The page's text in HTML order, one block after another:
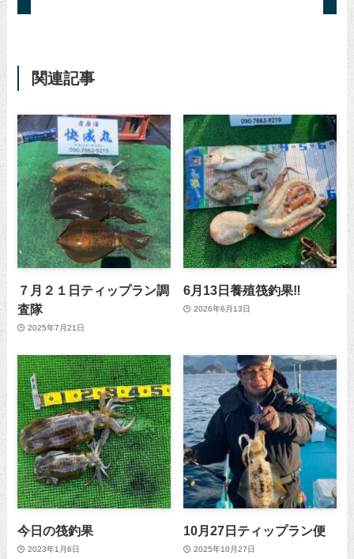
関連記事
７月２１日ティップラン調
査隊
2025年7月21日
6月13日養殖筏釣果‼️
2026年6月13日
今日の筏釣果
2023年1月6日
10月27日ティップラン便
2025年10月27日